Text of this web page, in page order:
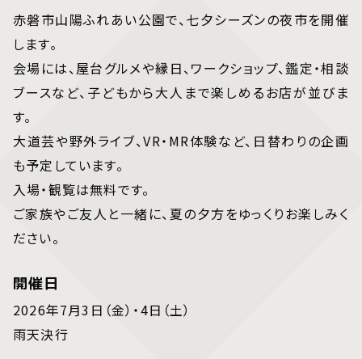
赤磐市山陽ふれあい公園で、七夕シーズンの夜市を開催
します。
会場には、屋台グルメや縁日、ワークショップ、鑑定・相談
ブースなど、子どもから大人まで楽しめるお店が並びま
す。
大道芸や野外ライブ、VR・MR体験など、日替わりの企画
も予定しています。
入場・観覧は無料です。
ご家族やご友人と一緒に、夏の夕方をゆっくりお楽しみく
ださい。
開催日
2026年7月3日（金）・4日（土）
雨天決行